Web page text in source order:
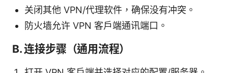
关闭其他 VPN/代理软件，确保没有冲突。
防火墙允许 VPN 客户端通讯端口。
B. 连接步骤（通用流程）